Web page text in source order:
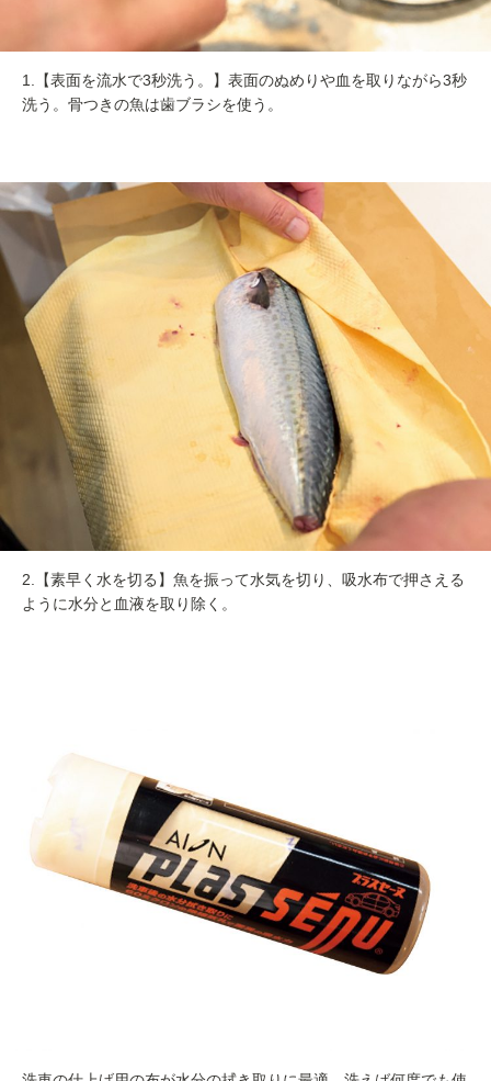
1.【表面を流水で3秒洗う。】表面のぬめりや血を取りながら3秒
洗う。骨つきの魚は歯ブラシを使う。
2.【素早く水を切る】魚を振って水気を切り、吸水布で押さえる
ように水分と血液を取り除く。